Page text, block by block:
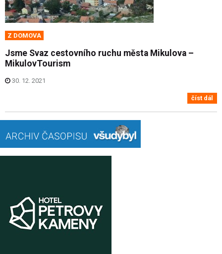
Z DOMOVA
Jsme Svaz cestovního ruchu města Mikulova –
MikulovTourism
30. 12. 2021
číst dál